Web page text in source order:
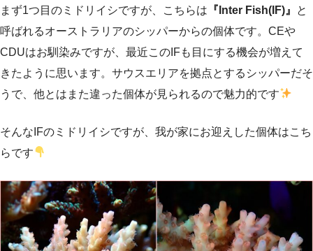
まず1つ目のミドリイシですが、こちらは 『Inter Fish(IF)』
と
呼ばれるオーストラリアのシッパーからの個体です。CEや
CDUはお馴染みですが、最近このIFも目にする機会が増えて
きたように思います。サウスエリアを拠点とするシッパーだそ
うで、他とはまた違った個体が見られるので魅力的です
そんなIFのミドリイシですが、我が家にお迎えした個体はこち
らです